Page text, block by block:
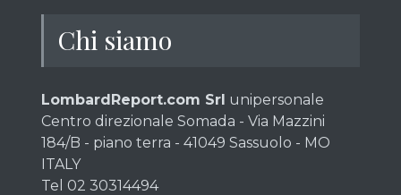
Chi siamo
LombardReport.com Srl unipersonale
Centro direzionale Somada - Via Mazzini
184/B - piano terra - 41049 Sassuolo - MO
ITALY
Tel 02 30314494